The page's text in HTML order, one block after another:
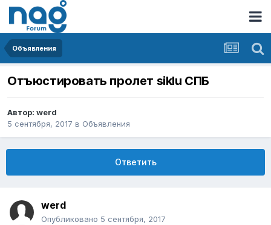
Объявления
Отъюстировать пролет siklu СПБ
Автор: werd
5 сентября, 2017 в Объявления
Ответить
werd
Опубликовано 5 сентября, 2017